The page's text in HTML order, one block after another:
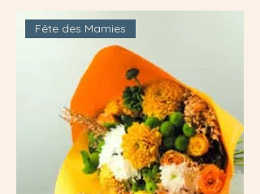
Fête des Mamies